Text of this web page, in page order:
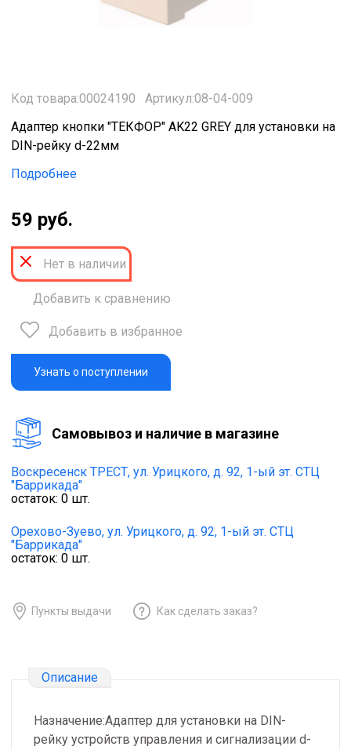
Код товара:00024190
Артикул:08-04-009
Адаптер кнопки "ТЕКФОР" AK22 GREY для установки на
DIN-рейку d-22мм
Подробнее
59 руб.
Нет в наличии
Добавить к сравнению
Добавить в избранное
Узнать о поступлении
Cамовывоз и наличие в магазине
Воскресенск ТРЕСТ, ул. Урицкого, д. 92, 1-ый эт. СТЦ
"Баррикада"
остаток: 0 шт.
Орехово-Зуево, ул. Урицкого, д. 92, 1-ый эт. СТЦ
"Баррикада"
остаток: 0 шт.
Пункты выдачи Как сделать заказ?
Описание
Назначение:Адаптер для установки на DIN-
рейку устройств управления и сигнализации d-